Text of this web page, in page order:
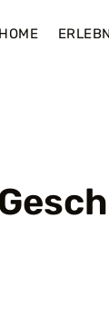
HOME